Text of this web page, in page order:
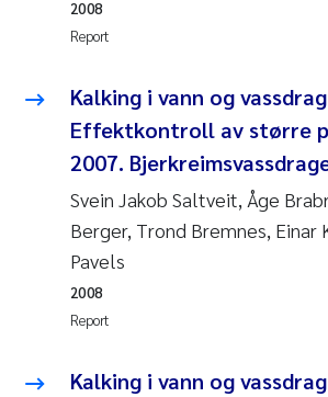
Erling Aarhus Bratsberg
Susan Skogtvedt Røed
Medyan Esam Ghareeb
Froukje Maria Platjouw
Report
2008
Kalking i vann og vassdrag
Effektkontroll av større
2007.
Svein Jakob Saltveit, Åge
Berger, Trond Bremnes, Einar
Pavels
Report
2008
Kalking i vann og vassdrag